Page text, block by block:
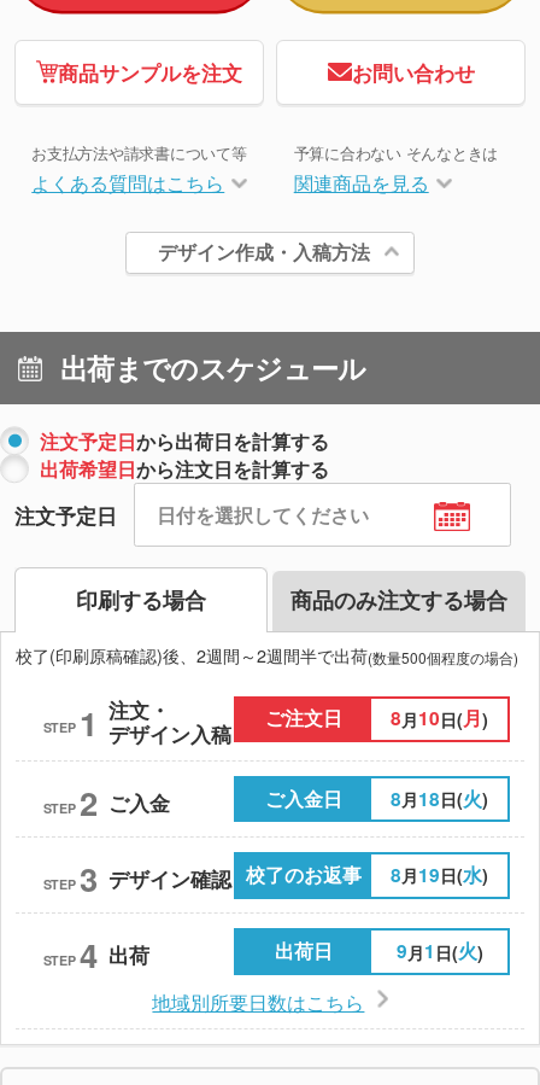
商品サンプルを注文 お問い合わせ
お支払方法や請求書について等
よくある質問はこちら
予算に合わない そんなときは
関連商品を見る
デザイン作成・入稿方法
出荷までのスケジュール
注文予定日から出荷日を計算する
出荷希望日から注文日を計算する
注文予定日
印刷する場合 商品のみ注文する場合
校了(印刷原稿確認)後、2週間～2週間半で出荷(数量500個程度の場合)
STEP 1 注文・
デザイン入稿
ご注文日 8 月10日(月)
STEP 2 ご入金 ご入金日 8月18日(火)
STEP 3 デザイン確認 校了のお返事 8月19日(水)
STEP 4 出荷 出荷日 9 月1 日(火)
地域別所要日数はこちら